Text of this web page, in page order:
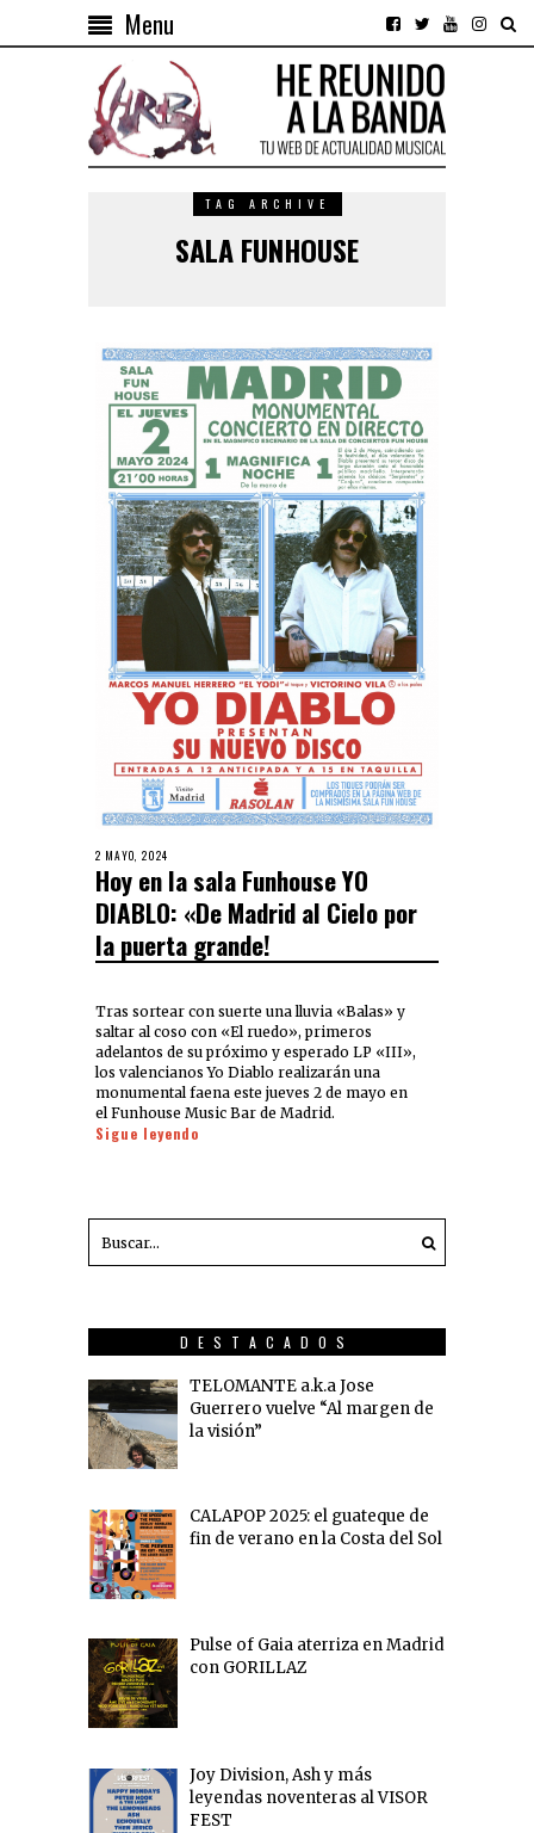
Menu
TAG ARCHIVE
SALA FUNHOUSE
2 MAYO, 2024
Hoy en la sala Funhouse YO
DIABLO: «De Madrid al Cielo por
la puerta grande!
Tras sortear con suerte una lluvia «Balas» y
saltar al coso con «El ruedo», primeros
adelantos de su próximo y esperado LP «III»,
los valencianos Yo Diablo realizarán una
monumental faena este jueves 2 de mayo en
el Funhouse Music Bar de Madrid.
Sigue leyendo
DESTACADOS
TELOMANTE a.k.a Jose
Guerrero vuelve “Al margen de
la visión”
CALAPOP 2025: el guateque de
fin de verano en la Costa del Sol
Pulse of Gaia aterriza en Madrid
con GORILLAZ
Joy Division, Ash y más
leyendas noventeras al VISOR
FEST